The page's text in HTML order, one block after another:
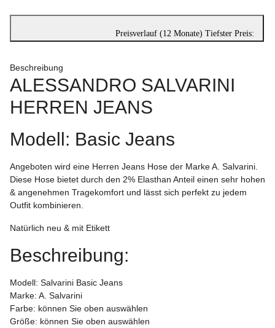
Preisverlauf (12 Monate) Tiefster Preis:
Beschreibung
ALESSANDRO SALVARINI
HERREN JEANS
Modell: Basic Jeans
Angeboten wird eine Herren Jeans Hose der Marke A. Salvarini.
Diese Hose bietet durch den 2% Elasthan Anteil einen sehr hohen
& angenehmen Tragekomfort und lässt sich perfekt zu jedem
Outfit kombinieren.
Natürlich neu & mit Etikett
Beschreibung:
Modell: Salvarini Basic Jeans
Marke: A. Salvarini
Farbe: können Sie oben auswählen
Größe: können Sie oben auswählen